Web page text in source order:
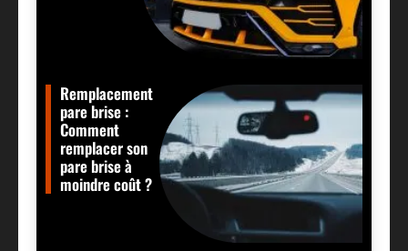
Remplacement
pare brise :
Comment
remplacer son
pare brise à
moindre coût ?